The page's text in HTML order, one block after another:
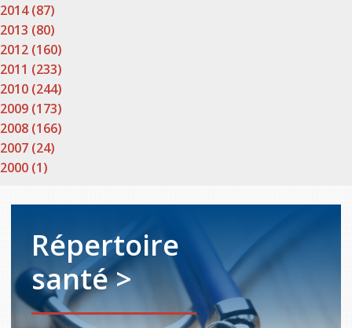
2014 (87)
2013 (80)
2012 (160)
2011 (233)
2010 (244)
2009 (173)
2008 (166)
2007 (24)
2000 (1)
Répertoire
santé >